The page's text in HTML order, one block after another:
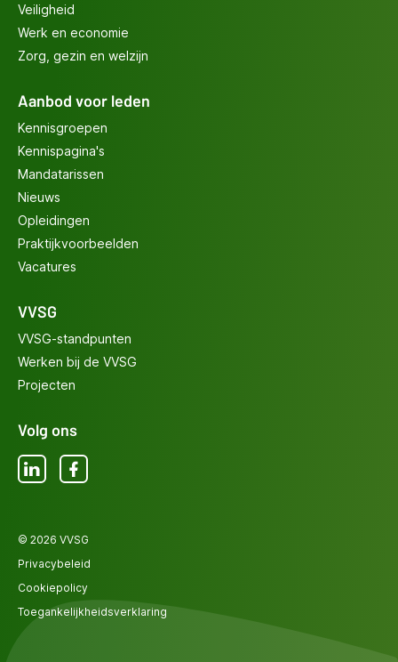
Veiligheid
Werk en economie
Zorg, gezin en welzijn
Aanbod voor leden
Kennisgroepen
Kennispagina's
Mandatarissen
Nieuws
Opleidingen
Praktijkvoorbeelden
Vacatures
VVSG
VVSG-standpunten
Werken bij de VVSG
Projecten
Volg ons
LinkedInFacebook
© 2026 VVSG
Privacybeleid
Cookiepolicy
Toegankelijkheidsverklaring